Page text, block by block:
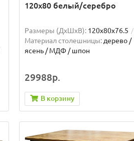
120х80 белый/серебро
Размеры (ДхШxВ): 120х80х76.5
Материал столешницы: дерево /
ясень / МДФ / шпон
29988р.
В корзину